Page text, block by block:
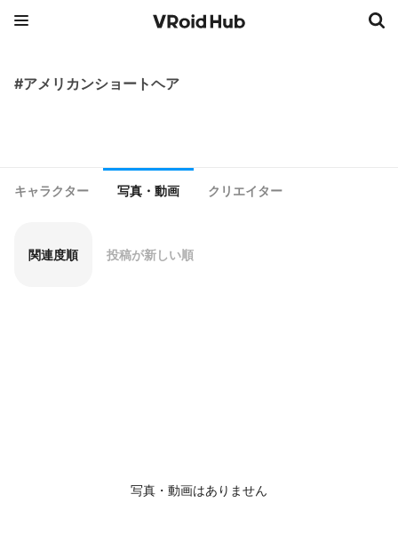
#アメリカンショートヘア
キャラクター 写真・動画 クリエイター
関連度順 投稿が新しい順
写真・動画はありません